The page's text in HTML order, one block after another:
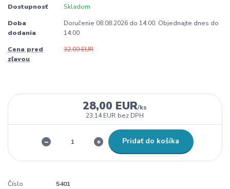
Dostupnosť Skladom
Doba
dodania
Doručenie 08.08.2026 do 14:00. Objednajte dnes do
14:00
Cena pred
zľavou
32,00 EUR
28,00 EUR/ks
23,14 EUR bez DPH
Pridať do košíka
Číslo
5401